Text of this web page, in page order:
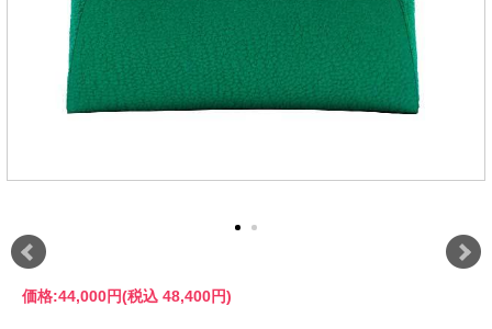
価格:44,000円(税込 48,400円)